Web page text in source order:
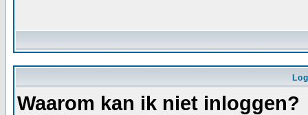
Waarom kan ik niet inloggen?